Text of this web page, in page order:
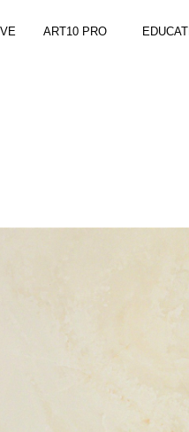
ART10 PRO EDUCATION